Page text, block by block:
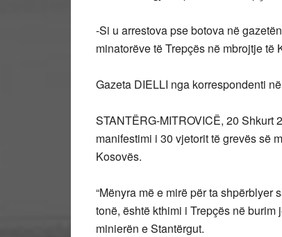
-Si u arrestova pse botova në
minatorëve të Trepçës në mbrojtje të
Gazeta DIELLI nga korrespondenti
STANTËRG-MITROVICË, 20 Shkurt
manifestimi i 30 vjetorit të grevës së
Kosovës.
“Mënyra më e mirë për ta
tonë, është kthimi i Trepçës në
minierën e Stantërgut.